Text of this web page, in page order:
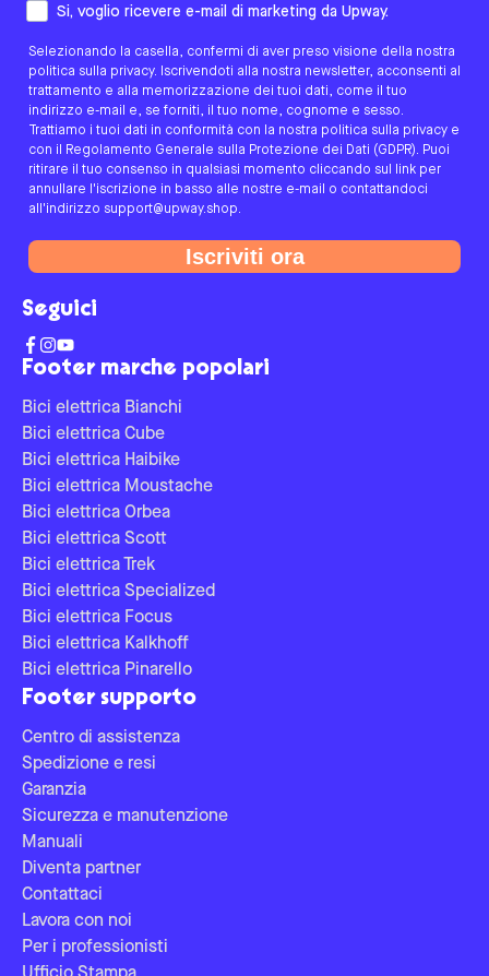
Footer marche popolari
Bici elettrica Bianchi
Bici elettrica Cube
Bici elettrica Haibike
Bici elettrica Moustache
Bici elettrica Orbea
Bici elettrica Scott
Bici elettrica Trek
Bici elettrica Specialized
Bici elettrica Focus
Bici elettrica Kalkhoff
Bici elettrica Pinarello
Footer supporto
Centro di assistenza
Spedizione e resi
Garanzia
Sicurezza e manutenzione
Manuali
Diventa partner
Contattaci
Lavora con noi
Per i professionisti
Come preferisci essere contattato/a?
Si, voglio ricevere e-mail di marketing da Upway.
Selezionando la casella, confermi di aver preso visione della nostra
politica sulla privacy. Iscrivendoti alla nostra newsletter, acconsenti al
trattamento e alla memorizzazione dei tuoi dati, come il tuo
indirizzo e-mail e, se forniti, il tuo nome, cognome e sesso.
Trattiamo i tuoi dati in conformità con la nostra politica sulla privacy e
con il Regolamento Generale sulla Protezione dei Dati (GDPR). Puoi
ritirare il tuo consenso in qualsiasi momento cliccando sul link per
annullare l'iscrizione in basso alle nostre e-mail o contattandoci
all'indirizzo support@upway.shop.
Iscriviti ora
Seguici